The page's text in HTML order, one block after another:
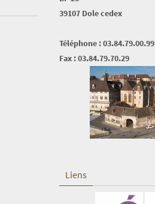
39107 Dole cedex
Téléphone : 03.84.79.00.99
Fax : 03.84.79.70.29
Liens